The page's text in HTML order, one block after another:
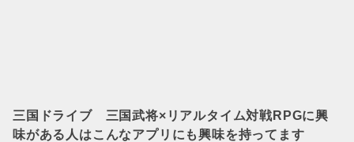
三国ドライブ 三国武将×リアルタイム対戦RPGに興
味がある人はこんなアプリにも興味を持ってます